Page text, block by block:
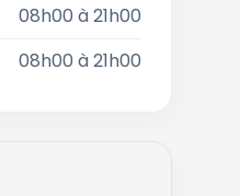
08h00 à 21h00
08h00 à 21h00